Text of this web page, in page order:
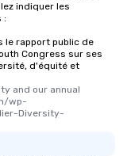
indiquer les
:
le rapport public de
Congress sur ses
d'équité et
and our annual
wp-
Diversity-